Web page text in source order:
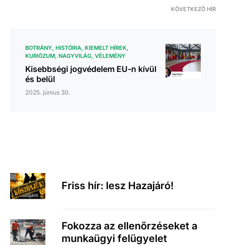
KÖVETKEZŐ HÍR
BOTRÁNY HISTÓRIA KIEMELT HÍREK
KURIÓZUM NAGYVILÁG VÉLEMÉNY
Kisebbségi jogvédelem EU-n kívül
és belül
2025. június 30.
Friss hír: lesz Hazajáró!
Fokozza az ellenőrzéseket a
munkaügyi felügyelet